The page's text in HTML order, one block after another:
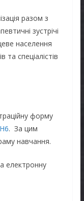
разом з
зустрічі
населення
та спеціалістів
форму
. За цим
навчання.
електронну